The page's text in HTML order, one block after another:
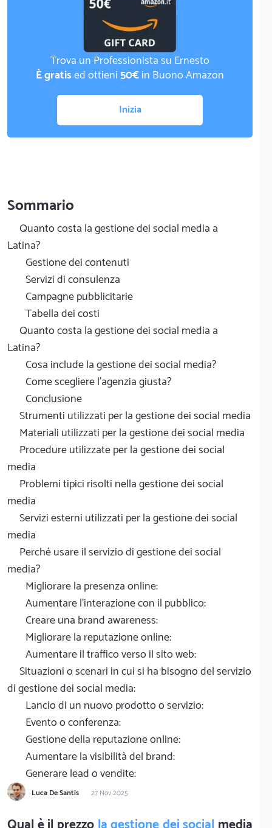
Trova un Professionista su Ernesto
È gratised ottieni50€in Buono Amazon
Inizia
Sommario
Quanto costa la gestione dei social media a
Latina?
Gestione dei contenuti
Servizi di consulenza
Campagne pubblicitarie
Tabella dei costi
Quanto costa la gestione dei social media a
Latina?
Cosa include la gestione dei social media?
Come scegliere l'agenzia giusta?
Conclusione
Strumenti utilizzati per la gestione dei social media
Materiali utilizzati per la gestione dei social media
Procedure utilizzate per la gestione dei social
media
Problemi tipici risolti nella gestione dei social
media
Servizi esterni utilizzati per la gestione dei social
media
Perché usare il servizio di gestione dei social
media?
Migliorare la presenza online:
Aumentare l'interazione con il pubblico:
Creare una brand awareness:
Migliorare la reputazione online:
Aumentare il traffico verso il sito web:
Situazioni o scenari in cui si ha bisogno del servizio
di gestione dei social media:
Lancio di un nuovo prodotto o servizio:
Evento o conferenza:
Gestione della reputazione online:
Aumentare la visibilità del brand:
Generare lead o vendite:
Luca De Santis 27 Nov 2025